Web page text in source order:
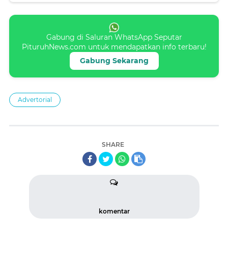
Gabung di Saluran WhatsApp Seputar
PituruhNews.com untuk mendapatkan info terbaru!
Gabung Sekarang
Advertorial
SHARE
komentar